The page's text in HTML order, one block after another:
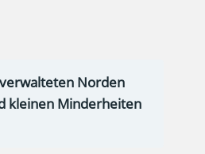
Norden
kleinen Minderheiten